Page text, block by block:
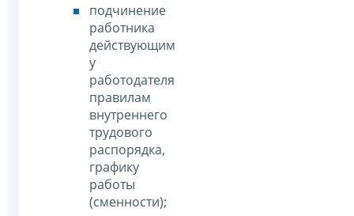
подчинение
работника
действующим
у
работодателя
правилам
внутреннего
трудового
распорядка,
графику
работы
(сменности);